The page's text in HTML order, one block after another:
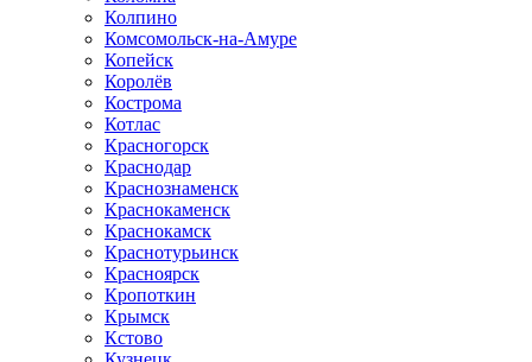
Колпино
Комсомольск-на-Амуре
Копейск
Королёв
Кострома
Котлас
Красногорск
Краснодар
Краснознаменск
Краснокаменск
Краснокамск
Краснотурьинск
Красноярск
Кропоткин
Крымск
Кстово